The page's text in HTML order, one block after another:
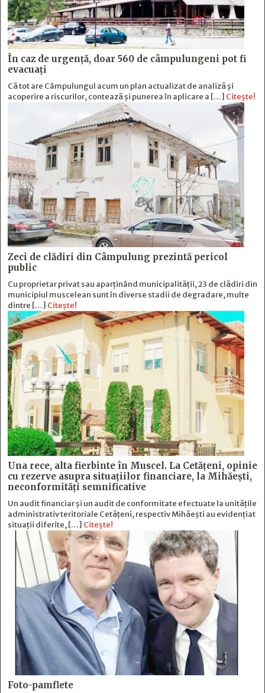
În caz de urgență, doar 560 de câmpulungeni pot fi
evacuați
Că tot are Câmpulungul acum un plan actualizat de analiză și
acoperire a riscurilor, contează și punerea în aplicare a […] Citește!
Zeci de clădiri din Câmpulung prezintă pericol
public
Cu proprietar privat sau aparținând municipalității, 23 de clădiri din
municipiul muscelean sunt în diverse stadii de degradare, multe
dintre […] Citește!
Una rece, alta fierbinte în Muscel. La Cetăţeni, opinie
cu rezerve asupra situaţiilor financiare, la Mihăeşti,
neconformităţi semnificative
Un audit financiar și un audit de conformitate efectuate la unitățile
administrativ teritoriale Cetățeni, respectiv Mihăești au evidențiat
situații diferite, […] Citește!
Foto-pamflete